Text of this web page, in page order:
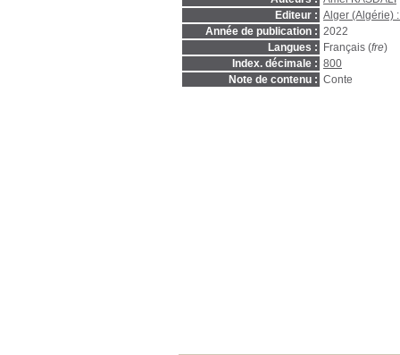
Editeur : Alger (Algérie)
Année de publication : 2022
Langues :
Français (fre)
Index. décimale : 800
Note de contenu : Conte